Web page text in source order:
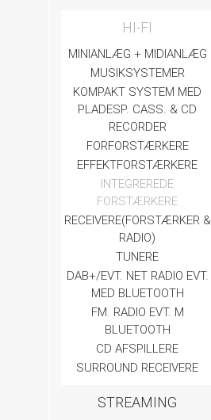
HI-FI
MINIANLÆG + MIDIANLÆG
MUSIKSYSTEMER
KOMPAKT SYSTEM MED
PLADESP. CASS. & CD
RECORDER
FORFORSTÆRKERE
EFFEKTFORSTÆRKERE
INTEGREREDE
FORSTÆRKERE
RECEIVERE(FORSTÆRKER &
RADIO)
TUNERE
DAB+/EVT. NET RADIO EVT.
MED BLUETOOTH
FM. RADIO EVT. M
BLUETOOTH
CD AFSPILLERE
SURROUND RECEIVERE
STREAMING